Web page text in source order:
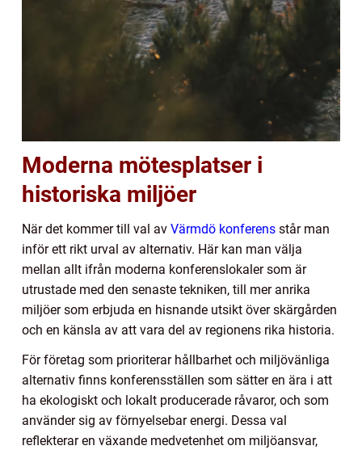
Moderna mötesplatser i
historiska miljöer
När det kommer till val av Värmdö konferens står man
inför ett rikt urval av alternativ. Här kan man välja
mellan allt ifrån moderna konferenslokaler som är
utrustade med den senaste tekniken, till mer anrika
miljöer som erbjuda en hisnande utsikt över skärgården
och en känsla av att vara del av regionens rika historia.
För företag som prioriterar hållbarhet och miljövänliga
alternativ finns konferensställen som sätter en ära i att
ha ekologiskt och lokalt producerade råvaror, och som
använder sig av förnyelsebar energi. Dessa val
reflekterar en växande medvetenhet om miljöansvar,